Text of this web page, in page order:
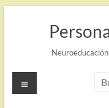
Menú